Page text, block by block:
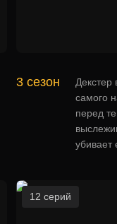
3 сезон
Декстер
самого
перед
убивает
12 серий